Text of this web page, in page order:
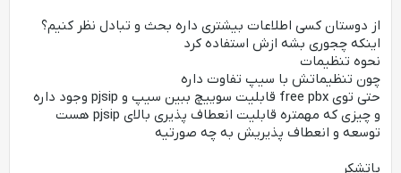
از دوستان کسی اطلاعات بیشتری داره بحث و تبادل نظر کنیم؟
اینکه چجوری بشه ازش استفاده کرد
نحوه تنظیمات
چون تنظیماتش با سیپ تفاوت داره
حتی توی free pbx قابلیت سوییچ ببین سیپ و pjsip وجود داره
و چیزی که مهمتره قابلیت انعطاف پذیری بالای pjsip هست
توسعه و انعطاف پذیریش به چه صورتیه
باتشکر